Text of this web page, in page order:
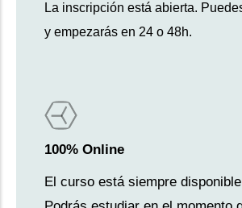
La inscripción está abierta.
y empezarás en 24 o 48h.
100% Online
El curso está siempre